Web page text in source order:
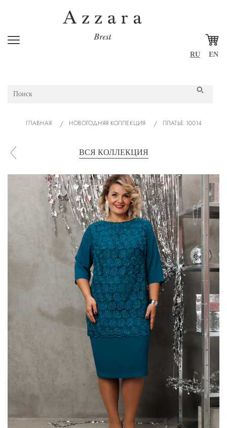
RU EN
ГЛАВНАЯ НОВОГОДНЯЯ КОЛЛЕКЦИЯ ПЛАТЬЕ 10014
ВСЯ КОЛЛЕКЦИЯ